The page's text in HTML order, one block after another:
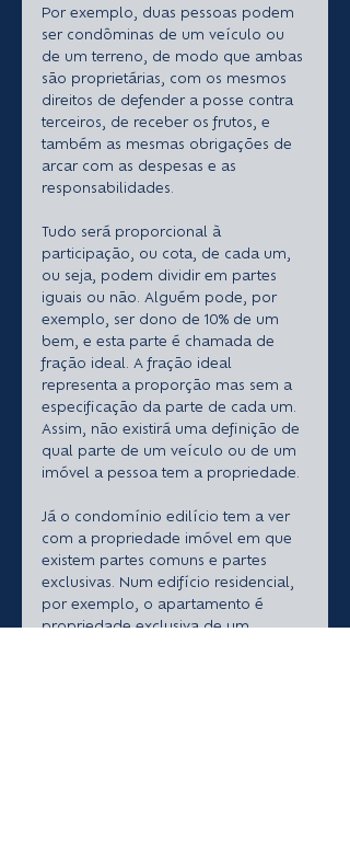
Por exemplo, duas pessoas podem
ser condôminas de um veículo ou
de um terreno, de modo que ambas
são proprietárias, com os mesmos
direitos de defender a posse contra
terceiros, de receber os frutos, e
também as mesmas obrigações de
arcar com as despesas e as
responsabilidades.
Tudo será proporcional à
participação, ou cota, de cada um,
ou seja, podem dividir em partes
iguais ou não. Alguém pode, por
exemplo, ser dono de 10% de um
bem, e esta parte é chamada de
fração ideal. A fração ideal
representa a proporção mas sem a
especificação da parte de cada um.
Assim, não existirá uma definição de
qual parte de um veículo ou de um
imóvel a pessoa tem a propriedade.
Já o condomínio edilício tem a ver
com a propriedade imóvel em que
existem partes comuns e partes
exclusivas. Num edifício residencial,
por exemplo, o apartamento é
propriedade exclusiva de um